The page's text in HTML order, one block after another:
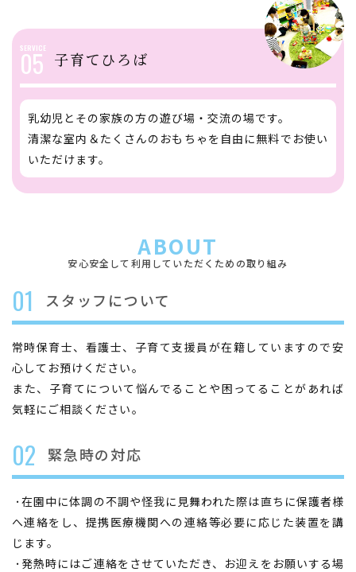
05 子育てひろば
乳幼児とその家族の方の遊び場・交流の場です。
清潔な室内＆たくさんのおもちゃを自由に無料でお使い
いただけます。
ABOUT
安心安全して利用していただくための取り組み
01 スタッフについて
常時保育士、看護士、子育て支援員が在籍していますので安
心してお預けください。
また、子育てについて悩んでることや困ってることがあれば
気軽にご相談ください。
02 緊急時の対応
･在園中に体調の不調や怪我に見舞われた際は直ちに保護者様
へ連絡をし、提携医療機関への連絡等必要に応じた装置を講
じます。
･発熱時にはご連絡をさせていただき、お迎えをお願いする場